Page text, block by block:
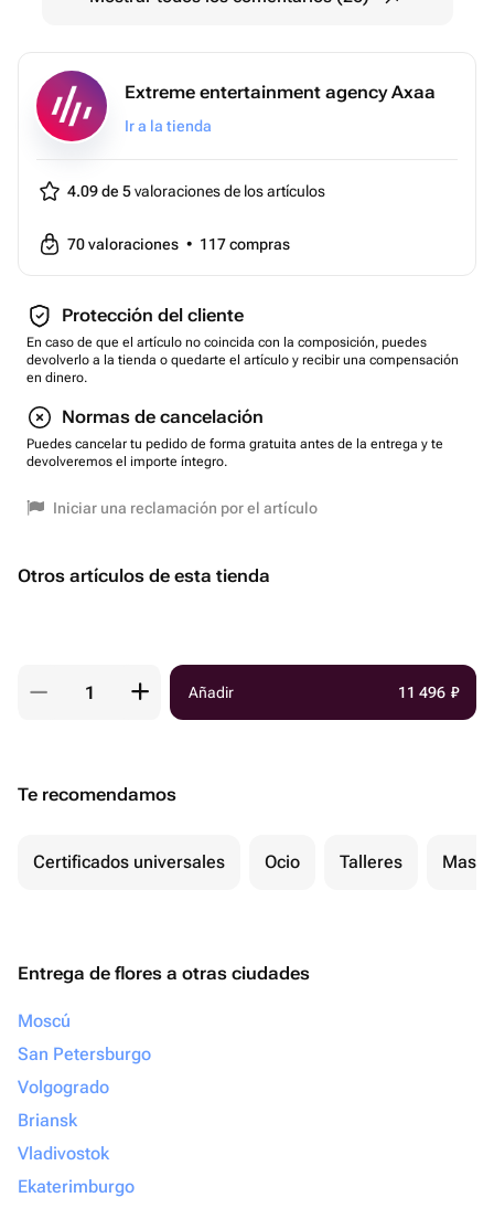
- Занятия проводят мастера спорта, победители и
призеры Чемпионатов мира по метанию ножей и
топоров. Они следят за безопасностью участников.
Российской Федерации.
обязательно проводится разминка, включающая
элементы общей и специальной физической
- Помещен...
Тип сертификата: подарки-впечатления
Вид подарка-впечатления: экстрим
Тематика: экстрим
Вес: 0.1 кг..
Extreme entertainment agency Axaa
Ir a la tienda
4.09 de 5valoraciones de los artículos
70valoraciones • 117compras
Protección del cliente
En caso de que el artículo no coincida con la composición, puedes
devolverlo a la tienda o quedarte el artículo y recibir una compensación
en dinero.
Normas de cancelación
Puedes cancelar tu pedido de forma gratuita antes de la entrega y te
devolveremos el importe íntegro.
Iniciar una reclamación por el artículo
Otros artículos de esta tienda
Añadir 11 496 ₽
Te recomendamos
Certificados universales Ocio Talleres
Entrega de flores a otras ciudades
Moscú
San Petersburgo
Volgogrado
Briansk
Vladivostok
Ekaterimburgo